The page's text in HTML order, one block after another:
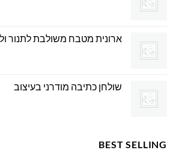
ארונית מטבח משולבת לתנור
שולחן כתיבה מודרני בעיצוב
BEST SELLING